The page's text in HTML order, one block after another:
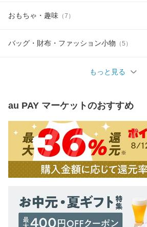
おもちゃ・趣味 （7 ）
バッグ・財布・ファッション小物 （5 ）
もっと見る
au PAY マーケットのおすすめ